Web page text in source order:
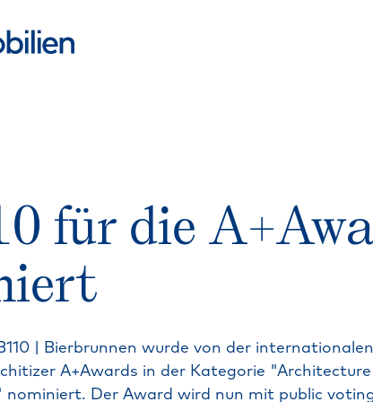
für die
| Bierbrunnen wurde von der internationalen
A+Awards in der Kategorie "Architecture
nominiert. Der Award wird nun mit public